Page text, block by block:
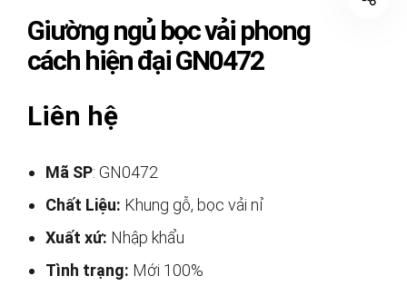
Giường ngủ bọc vải phong
cách hiện đại GN0472
Liên hệ
Mã SP: GN0472
Chất Liệu: Khung gỗ, bọc vải nỉ
Xuất xứ: Nhập khẩu
Tình trạng: Mới 100%